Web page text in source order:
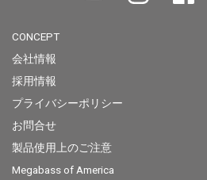
CONCEPT
会社情報
採用情報
プライバシーポリシー
お問合せ
製品使用上のご注意
Megabass of America